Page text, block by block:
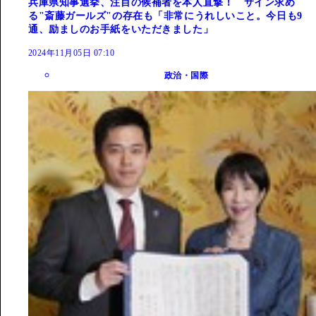
兵庫県知事選挙、注目の候補者を本人直撃！ サイン求め
る"斎藤ガールズ"の存在も「非常にうれしいこと。今日も9
通、励ましのお手紙をいただきました」
2024年11月05日 07:10
政治・国際